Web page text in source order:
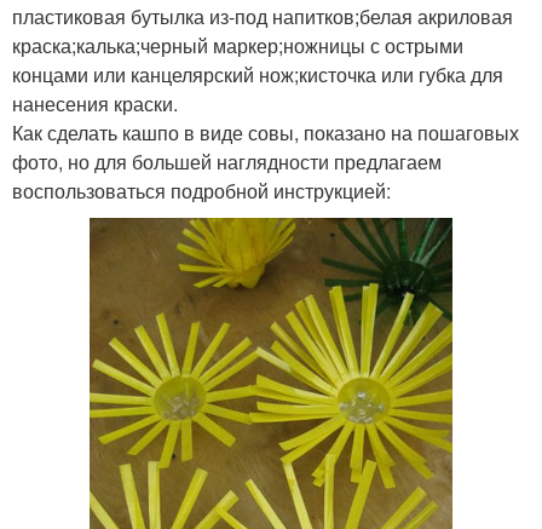
пластиковая бутылка из-под напитков;белая акриловая
краска;калька;черный маркер;ножницы с острыми
концами или канцелярский нож;кисточка или губка для
нанесения краски.
Как сделать кашпо в виде совы, показано на пошаговых
фото, но для большей наглядности предлагаем
воспользоваться подробной инструкцией: